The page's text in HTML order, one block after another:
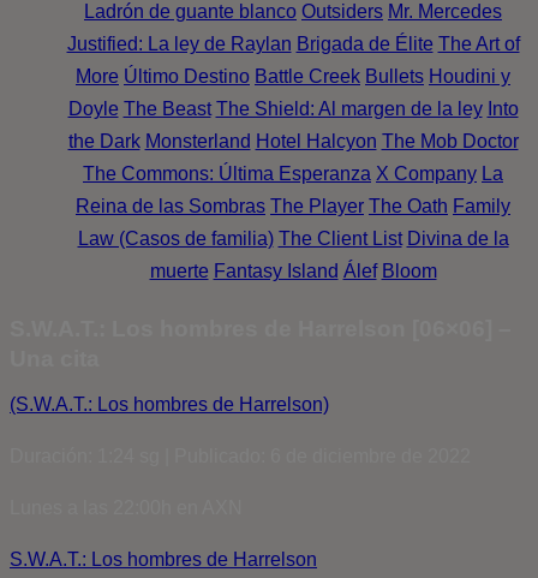
Ladrón de guante blanco Outsiders Mr. Mercedes
Justified: La ley de Raylan Brigada de Élite The Art of
More Último Destino Battle Creek Bullets Houdini y
Doyle The Beast The Shield: Al margen de la ley Into
the Dark Monsterland Hotel Halcyon The Mob Doctor
The Commons: Última Esperanza X Company La
Reina de las Sombras The Player The Oath Family
Law (Casos de familia) The Client List Divina de la
muerte Fantasy Island Álef Bloom
(S.W.A.T.: Los hombres de Harrelson)
S.W.A.T.: Los hombres de Harrelson